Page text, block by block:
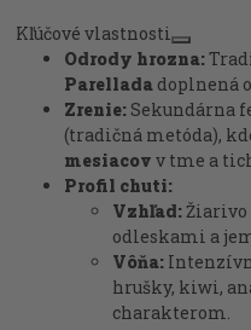
Kľúčové vlastnosti
Odrody hrozna:
Parellada doplnená o
Zrenie: Sekundárna
(tradičná metóda),
mesiacov v tme a
Profil chuti:
Vzhľad:Žiarivo
odleskami a
Vôňa:
hrušky, kiwi,
charakterom.